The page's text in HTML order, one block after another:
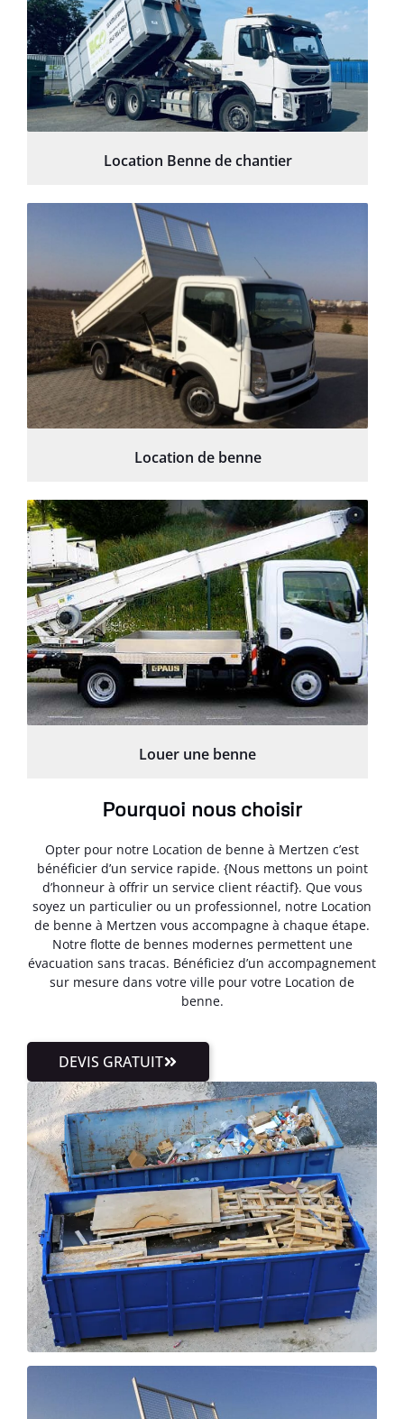
Location Benne de chantier
Location de benne
Louer une benne
Pourquoi nous choisir
Opter pour notre Location de benne à Mertzen c’est
bénéficier d’un service rapide. {Nous mettons un point
d’honneur à offrir un service client réactif}. Que vous
soyez un particulier ou un professionnel, notre Location
de benne à Mertzen vous accompagne à chaque étape.
Notre flotte de bennes modernes permettent une
évacuation sans tracas. Bénéficiez d’un accompagnement
sur mesure dans votre ville pour votre Location de
benne.
DEVIS GRATUIT